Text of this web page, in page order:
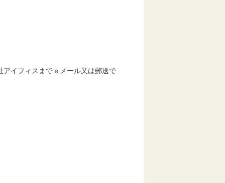
イフィスまでｅメール又は郵送で